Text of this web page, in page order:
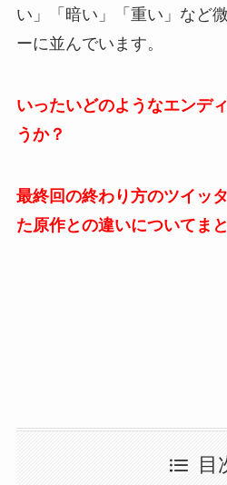
い」「暗い」「重い」など
ーに並んでいます。
いったいどのようなエンデ
うか？
最終回の終わり方のツイッ
た原作との違いについてま
目